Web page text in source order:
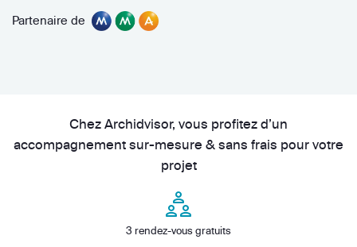
Partenaire de
Chez Archidvisor, vous profitez d’un
accompagnement sur-mesure & sans frais pour votre
projet
3 rendez-vous gratuits